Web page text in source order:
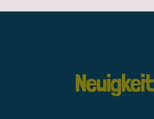
Neuigkeit